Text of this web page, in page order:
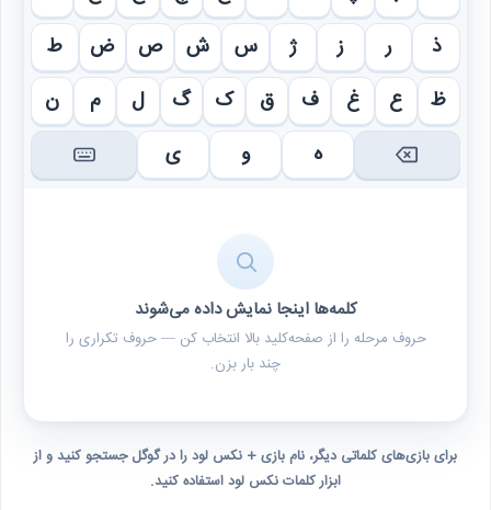
ذ
ر ز ژ س ش ص ض
ط
ظ
ع غ ف ق ک گ ل م
ن
ه
و ی
کلمه‌ها اینجا نمایش داده می‌شوند
حروف مرحله را از صفحه‌کلید بالا انتخاب کن — حروف تکراری را
چند بار بزن.
برای بازی‌های کلماتی دیگر، نام بازی + نکس لود را در گوگل جستجو کنید و از
ابزار کلمات نکس لود استفاده کنید.